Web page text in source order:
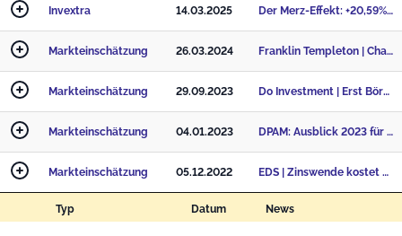
Invextra 14.03.2025 Der Merz-Effekt: +20,59% Risikoaufschlag für 10jährige Bundesanleihen
Markteinschätzung 26.03.2024 Franklin Templeton | Chancen für US-Aktien jenseits der Magnificent Seven
Markteinschätzung 29.09.2023 Do Investment | Erst Börsenkorrektur, dann Herbstrally!
Markteinschätzung 04.01.2023 DPAM: Ausblick 2023 für ausgewogene Portfolios
Markteinschätzung 05.12.2022 EDS | Zinswende kostet Kommunen Milliarden
Typ Datum News